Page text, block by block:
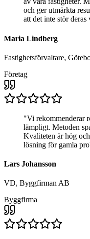
och ger utmärkta
att det inte stör deras
Maria Lindberg
Fastighetsförvaltare,
Företag
"Vi rekommenderar
lämpligt. Metoden
Kvaliteten är hög
lösning för gamla
Lars Johansson
VD, Byggfirman AB
Byggfirma